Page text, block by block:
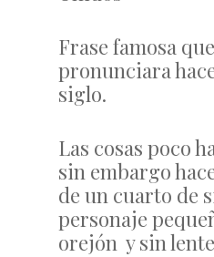
Frase famosa
pronunciara
siglo.
Las cosas poco
sin embargo
de un cuarto de
personaje
orejón y sin